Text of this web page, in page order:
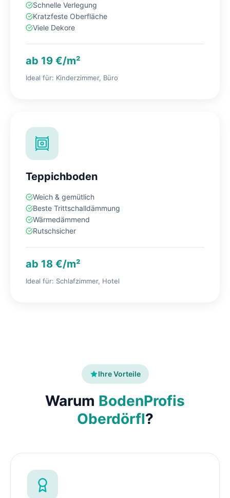
Schnelle Verlegung
Kratzfeste Oberfläche
Viele Dekore
ab 19 €/m²
Ideal für: Kinderzimmer, Büro
Teppichboden
Weich & gemütlich
Beste Trittschalldämmung
Wärmedämmend
Rutschsicher
ab 18 €/m²
Ideal für: Schlafzimmer, Hotel
Ihre Vorteile
Warum BodenProfis
Oberdörfl?